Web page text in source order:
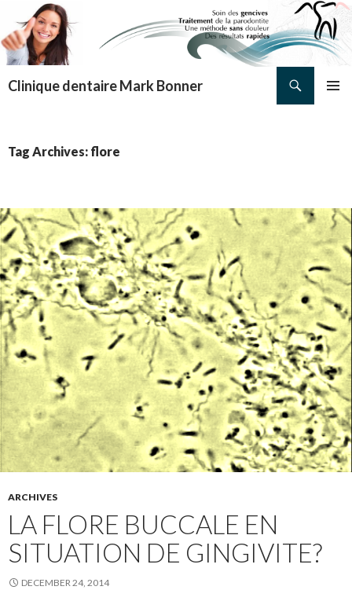
Clinique dentaire Mark Bonner
Tag Archives: flore
ARCHIVES
LA FLORE BUCCALE EN
SITUATION DE GINGIVITE?
DECEMBER 24, 2014